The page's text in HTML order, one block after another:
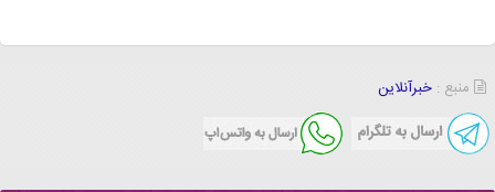
منبع : خبرآنلاین